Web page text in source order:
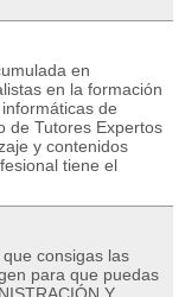
en
en la formación
de
de Tutores Expertos
y contenidos
tiene el
consigas las
para que puedas